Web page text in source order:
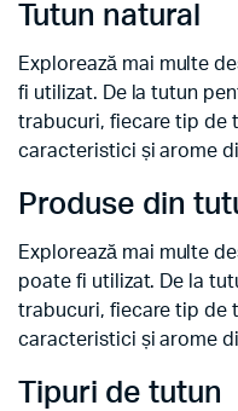
Tutun natural
Explorează mai multe
fi utilizat. De la tutun
trabucuri, fiecare tip de
caracteristici și arome
Produse din
Explorează mai multe
poate fi utilizat. De la
trabucuri, fiecare tip de
caracteristici și arome
Tipuri de tutun